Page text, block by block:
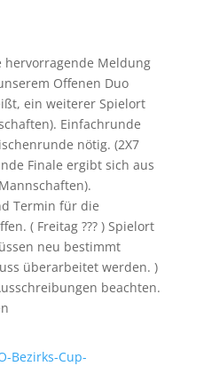
hervorragende Meldung
Offenen Duo
ein weiterer Spielort
Einfachrunde
nötig. (2X7
Finale ergibt sich aus
Termin für die
( Freitag ??? ) Spielort
neu bestimmt
überarbeitet werden. )
beachten.
Bezirks-Cup-